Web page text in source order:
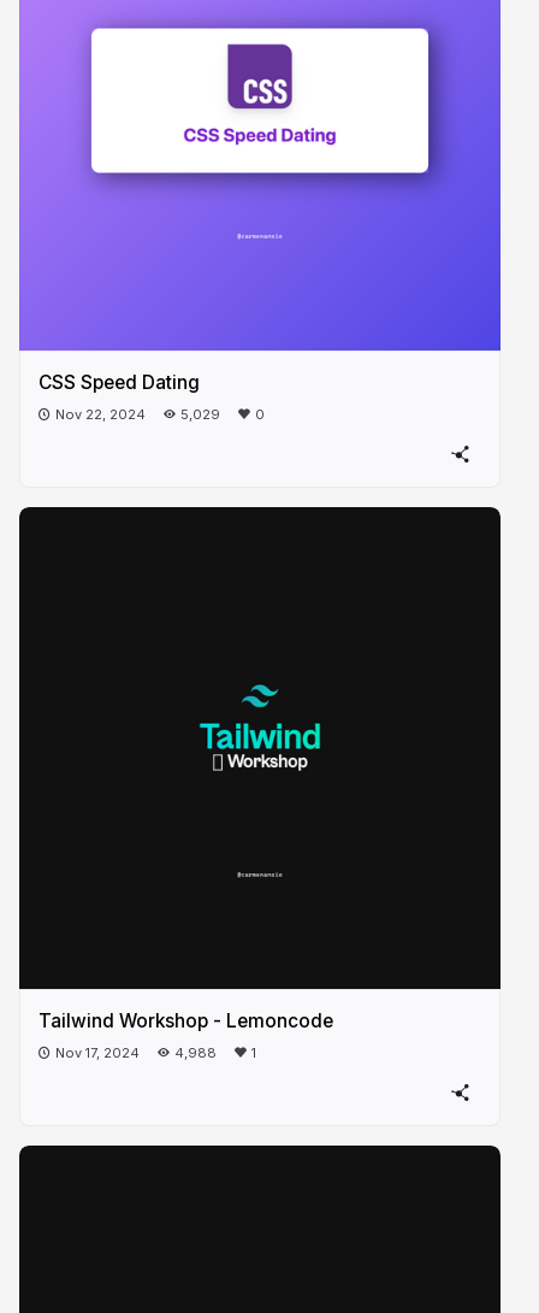
CSS Speed Dating
Nov 22, 2024 5,029 0
Tailwind Workshop - Lemoncode
Nov 17, 2024 4,988 1